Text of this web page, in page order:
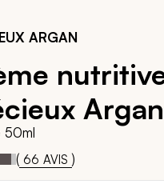
ARGAN
50ml
92
% of 100
( 66 AVIS )